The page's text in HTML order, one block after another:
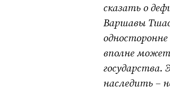
сказать о
Варшавы
вполне
наследить –